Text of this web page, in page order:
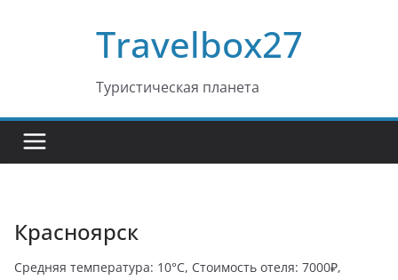
Travelbox27
Туристическая планета
Красноярск
Средняя температура: 10°C, Стоимость отеля: 7000₽,